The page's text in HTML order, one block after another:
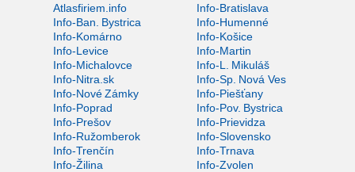
Atlasfiriem.info
Info-Bratislava
Info-Ban. Bystrica
Info-Humenné
Info-Komárno
Info-Košice
Info-Levice
Info-Martin
Info-Michalovce
Info-L. Mikuláš
Info-Nitra.sk
Info-Sp. Nová Ves
Info-Nové Zámky
Info-Piešťany
Info-Poprad
Info-Pov. Bystrica
Info-Prešov
Info-Prievidza
Info-Ružomberok
Info-Slovensko
Info-Trenčín
Info-Trnava
Info-Žilina
Info-Zvolen